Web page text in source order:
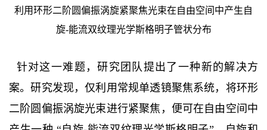
利用环形二阶圆偏振涡旋紧聚焦光束在自由空间中产生自
旋-能流双纹理光学斯格明子管状分布
针对这一难题，研究团队提出了一种新的解决方
案。研究发现，仅利用常规单透镜聚焦系统，将环形
二阶圆偏振涡旋光束进行紧聚焦，便可在自由空间中